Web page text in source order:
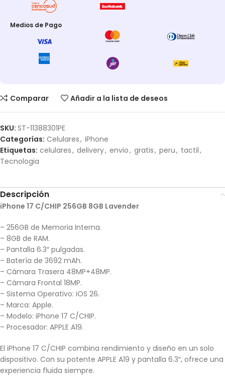
Medios de Pago
Comparar Añadir a la lista de deseos
SKU: ST-11388301PE
Categorías: Celulares, iPhone
Etiquetas: celulares, delivery, envio, gratis, peru, tactil,
Tecnologia
Descripción
iPhone 17 C/CHIP 256GB 8GB Lavender
– 256GB de Memoria Interna.
– 8GB de RAM.
– Pantalla 6.3″ pulgadas.
– Batería de 3692 mAh.
– Cámara Trasera 48MP+48MP.
– Cámara Frontal 18MP.
– Sistema Operativo: iOS 26.
– Marca: Apple.
– Modelo: iPhone 17 C/CHIP.
– Procesador: APPLE A19.
El iPhone 17 C/CHIP combina rendimiento y diseño en un solo
dispositivo. Con su potente APPLE A19 y pantalla 6.3″, ofrece una
experiencia fluida siempre.